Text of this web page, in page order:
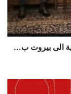
الى بيروت ب...